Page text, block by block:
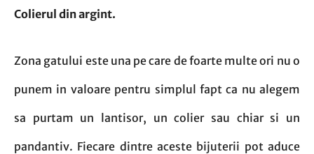
Colierul din argint.
Zona gatului este una pe care de foarte multe ori nu o
punem in valoare pentru simplul fapt ca nu alegem
sa purtam un lantisor, un colier sau chiar si un
pandantiv. Fiecare dintre aceste bijuterii pot aduce